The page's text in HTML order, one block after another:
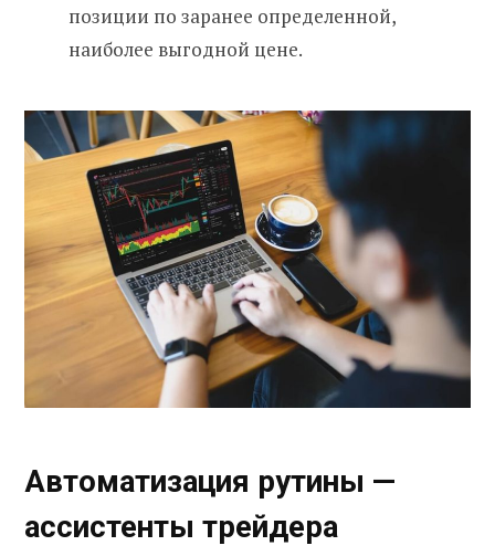
позиции по заранее определенной,
наиболее выгодной цене.
Автоматизация рутины —
ассистенты трейдера